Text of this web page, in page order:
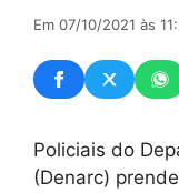
Em 07/10/2021 às
Policiais do
(Denarc)